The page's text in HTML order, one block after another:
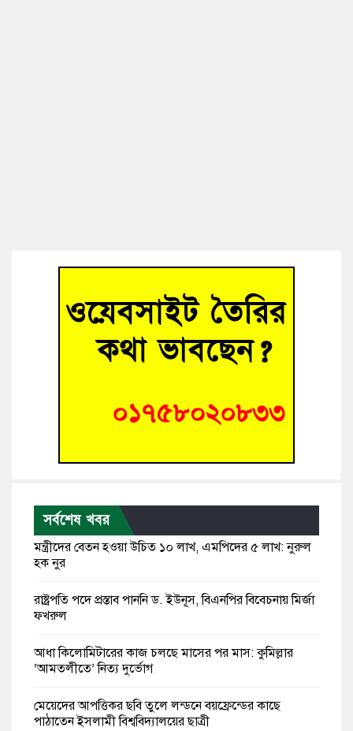
সর্বশেষ খবর
মন্ত্রীদের বেতন হওয়া উচিত ১০ লাখ, এমপিদের ৫ লাখ: নুরুল
হক নুর
রাষ্ট্রপতি পদে প্রস্তাব পাননি ড. ইউনূস, বিএনপির বিবেচনায় মির্জা
ফখরুল
আধা কিলোমিটারের কাজ চলছে মাসের পর মাস: কুমিল্লার
‘আমতলীতে’ নিত্য দুর্ভোগ
মেয়েদের আপত্তিকর ছবি তুলে লন্ডনে বয়ফ্রেন্ডের কাছে
পাঠাতেন ইসলামী বিশ্ববিদ্যালয়ের ছাত্রী